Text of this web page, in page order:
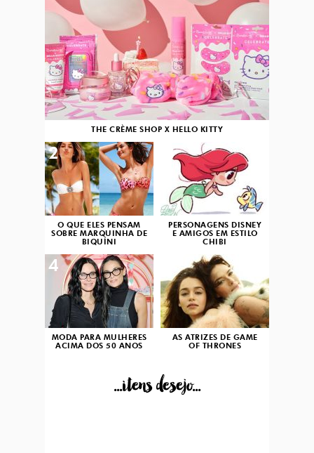
THE CRÈME SHOP X HELLO KITTY
O QUE ELES PENSAM
SOBRE MARQUINHA DE
BIQUÍNI
2
PERSONAGENS DISNEY
E AMIGOS EM ESTILO
CHIBI
3
MODA PARA MULHERES
ACIMA DOS 50 ANOS
4
AS ATRIZES DE GAME
OF THRONES
...itens desejo...